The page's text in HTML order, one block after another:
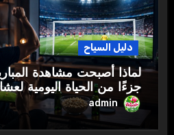
دليل السياح
لماذا أصبحت مشاهدة
جزءًا من الحياة اليومية
admin